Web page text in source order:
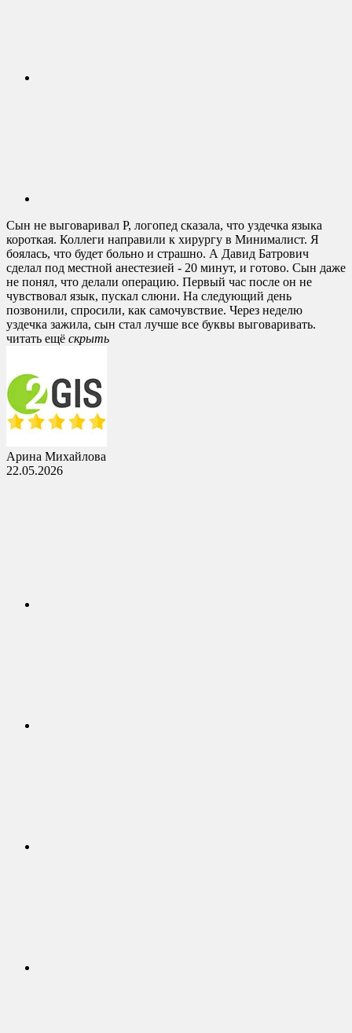
Сын не выговаривал Р, логопед сказала, что уздечка языка
короткая. Коллеги направили к хирургу в Минималист. Я
боялась, что будет больно и страшно. А Давид Батрович
сделал под местной анестезией - 20 минут, и готово. Сын даже
не понял, что делали операцию. Первый час после он не
чувствовал язык, пускал слюни. На следующий день
позвонили, спросили, как самочувствие. Через неделю
уздечка зажила, сын стал лучше все буквы выговаривать.
читать ещё cкрыть
Арина Михайлова
22.05.2026